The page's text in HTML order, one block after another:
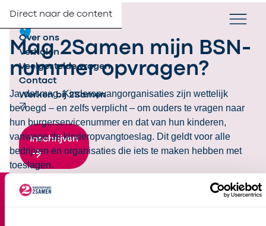
Direct naar de content Verander
Over ons
Verhalen
Veelgestelde vragen
Contact
Werken bij 2Samen
Inschrijven
Mag 2Samen mijn BSN-
nummer opvragen?
Ja, dat mag. Kinderopvangorganisaties zijn wettelijk
bevoegd – en zelfs verplicht – om ouders te vragen naar
hun burgerservicenummer en dat van hun kinderen,
vanwege de kinderopvangtoeslag. Dit geldt voor alle
bedrijven en organisaties die iets te maken hebben met
toeslagen.
Footer